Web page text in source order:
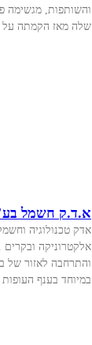
והשותפות, מגשימה
שלה מאז הקמתה על
א.ד.ק חשמל
אלקטרוניקה
והתרחבה לאזור של
במיוחד בענף העופות .